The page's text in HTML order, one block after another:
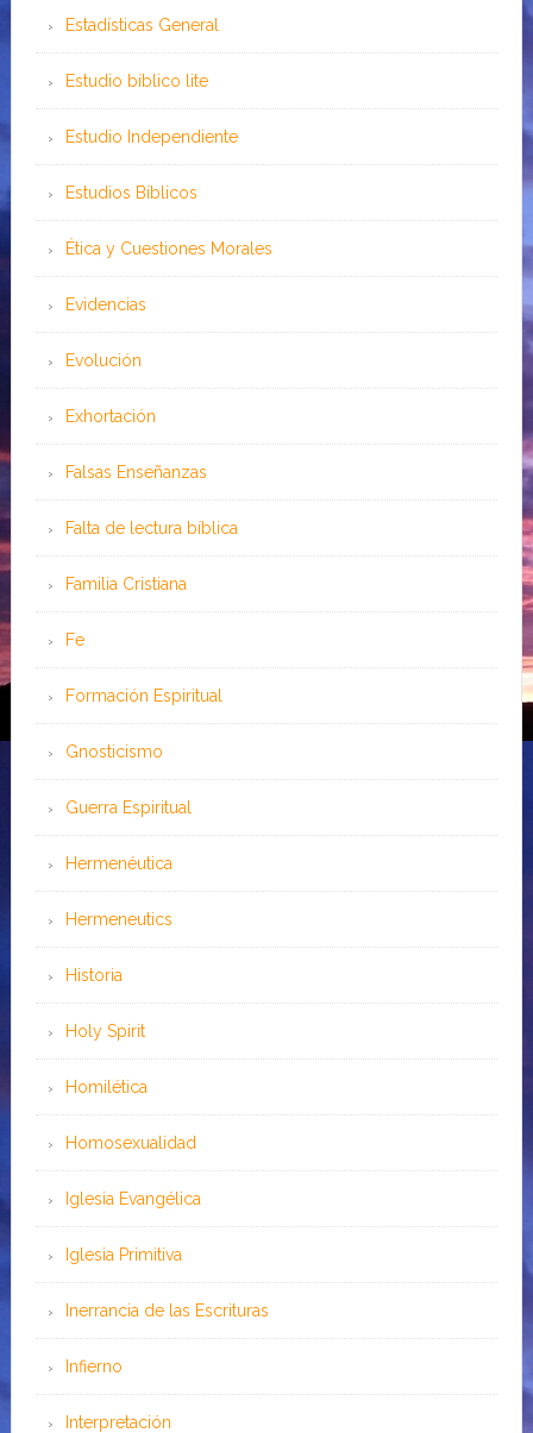
Estadísticas General
Estudio bíblico lite
Estudio Independiente
Estudios Bíblicos
Ética y Cuestiones Morales
Evidencias
Evolución
Exhortación
Falsas Enseñanzas
Falta de lectura bíblica
Familia Cristiana
Fe
Formación Espiritual
Gnosticismo
Guerra Espiritual
Hermenéutica
Hermeneutics
Historia
Holy Spirit
Homilética
Homosexualidad
Iglesia Evangélica
Iglesia Primitiva
Inerrancia de las Escrituras
Infierno
Interpretación